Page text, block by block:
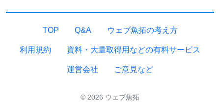
TOP Q&A ウェブ魚拓の考え方
利用規約 資料・大量取得用などの有料サービス
運営会社 ご意見など
© 2026 ウェブ魚拓